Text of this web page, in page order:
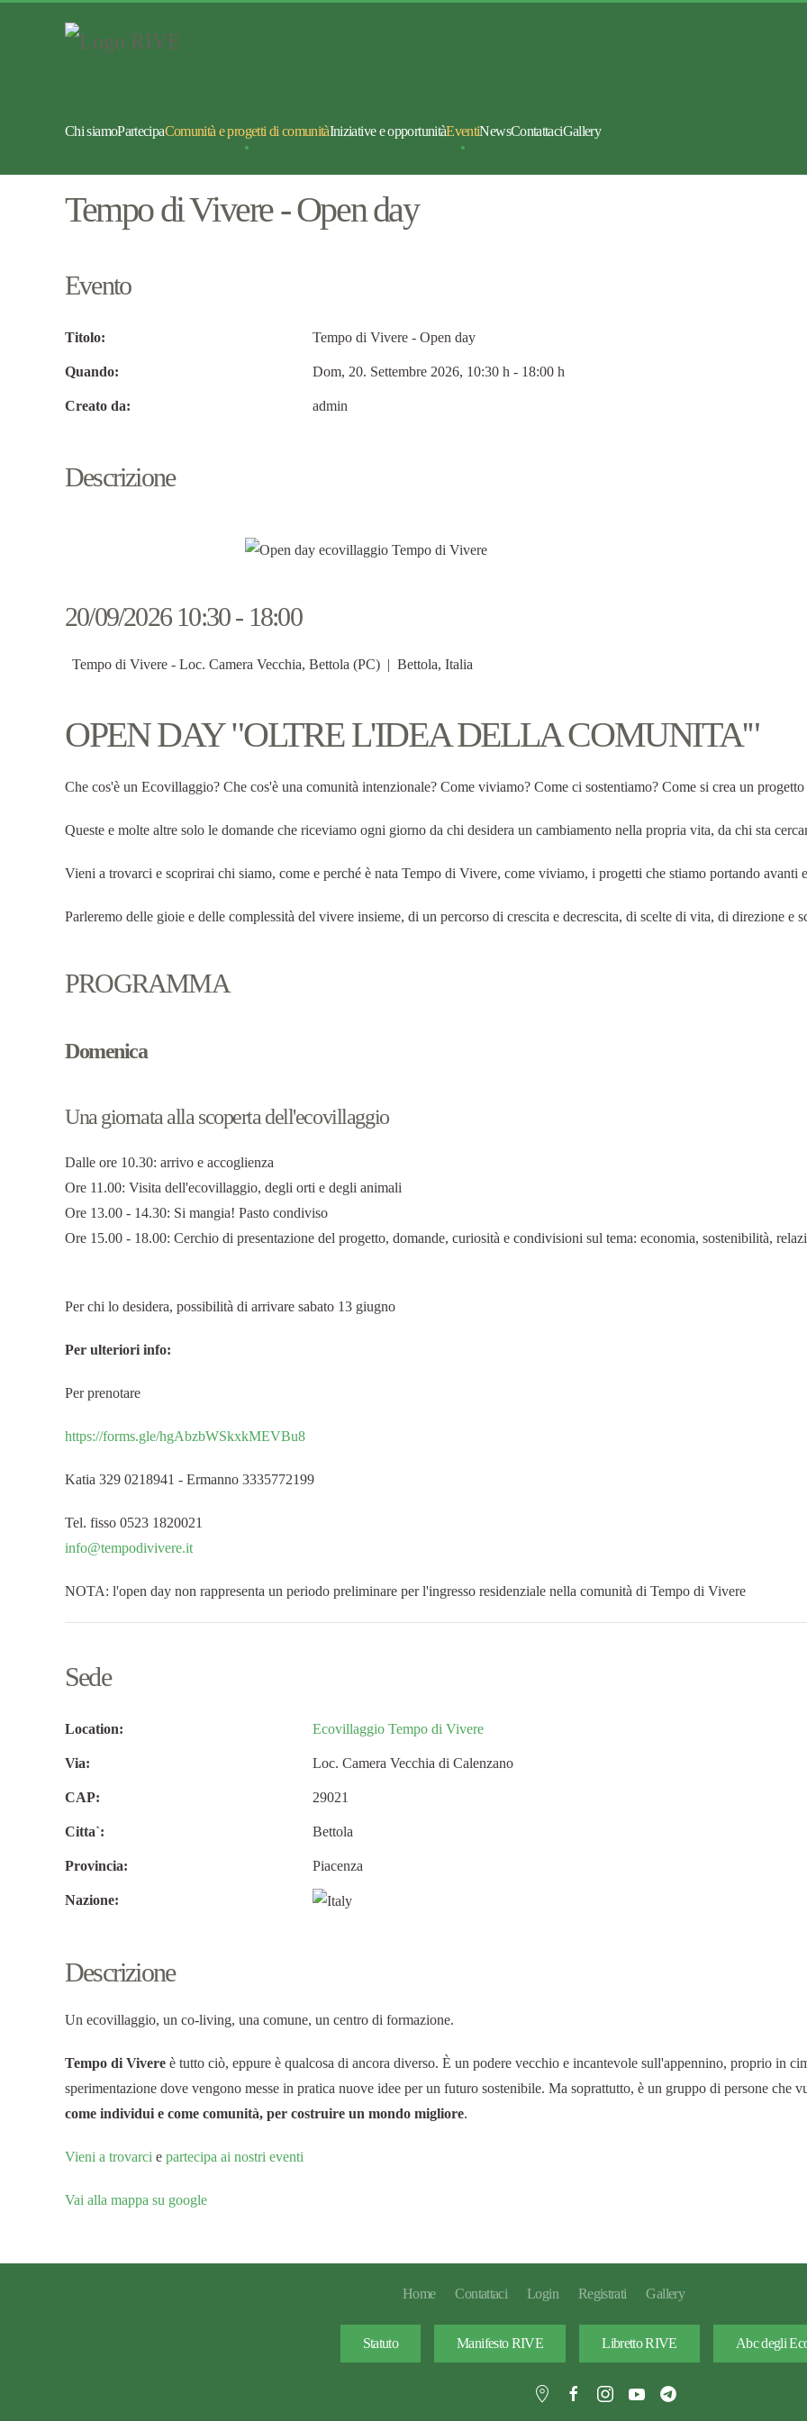
Chi siamoPartecipaComunità e progetti di comunitàIniziative e opportunitàEventiNewsContattaciGallery
Tempo di Vivere - Open day
Evento
Titolo: Tempo di Vivere - Open day
Quando: Dom, 20. Settembre 2026, 10:30 h - 18:00 h
Creato da: admin
Descrizione
20/09/2026 10:30 - 18:00
Tempo di Vivere - Loc. Camera Vecchia, Bettola (PC) | Bettola, Italia
OPEN DAY "OLTRE L'IDEA DELLA COMUNITA'"
Che cos'è un Ecovillaggio? Che cos'è una comunità intenzionale? Come viviamo? Come ci sostentiamo? Come si crea un
Queste e molte altre solo le domande che riceviamo ogni giorno da chi desidera un cambiamento nella propria vita, da chi sta
Vieni a trovarci e scoprirai chi siamo, come e perché è nata Tempo di Vivere, come viviamo, i progetti che stiamo portando avanti
Parleremo delle gioie e delle complessità del vivere insieme, di un percorso di crescita e decrescita, di scelte di vita, di direzione e
PROGRAMMA
Domenica
Una giornata alla scoperta dell'ecovillaggio
Dalle ore 10.30: arrivo e accoglienza
Ore 11.00: Visita dell'ecovillaggio, degli orti e degli animali
Ore 13.00 - 14.30: Si mangia! Pasto condiviso
Ore 15.00 - 18.00: Cerchio di presentazione del progetto, domande, curiosità e condivisioni sul tema: economia, sostenibilità,
Per chi lo desidera, possibilità di arrivare sabato 13 giugno
Per ulteriori info:
Per prenotare
https://forms.gle/hgAbzbWSkxkMEVBu8
Katia 329 0218941 - Ermanno 3335772199
Tel. fisso 0523 1820021
info@tempodivivere.it
NOTA: l'open day non rappresenta un periodo preliminare per l'ingresso residenziale nella comunità di Tempo di Vivere
Sede
Location: Ecovillaggio Tempo di Vivere
Via: Loc. Camera Vecchia di Calenzano
CAP: 29021
Citta`: Bettola
Provincia: Piacenza
Nazione:
Descrizione
Un ecovillaggio, un co-living, una comune, un centro di formazione.
Tempo di Vivere è tutto ciò, eppure è qualcosa di ancora diverso. È un podere vecchio e incantevole sull'appennino, proprio in
sperimentazione dove vengono messe in pratica nuove idee per un futuro sostenibile. Ma soprattutto, è un gruppo di persone che
come individui e come comunità, per costruire un mondo migliore.
Vieni a trovarci e partecipa ai nostri eventi
Vai alla mappa su google
Home Contattaci Login Registrati Gallery
Statuto Manifesto RIVE Libretto RIVE Abc degli